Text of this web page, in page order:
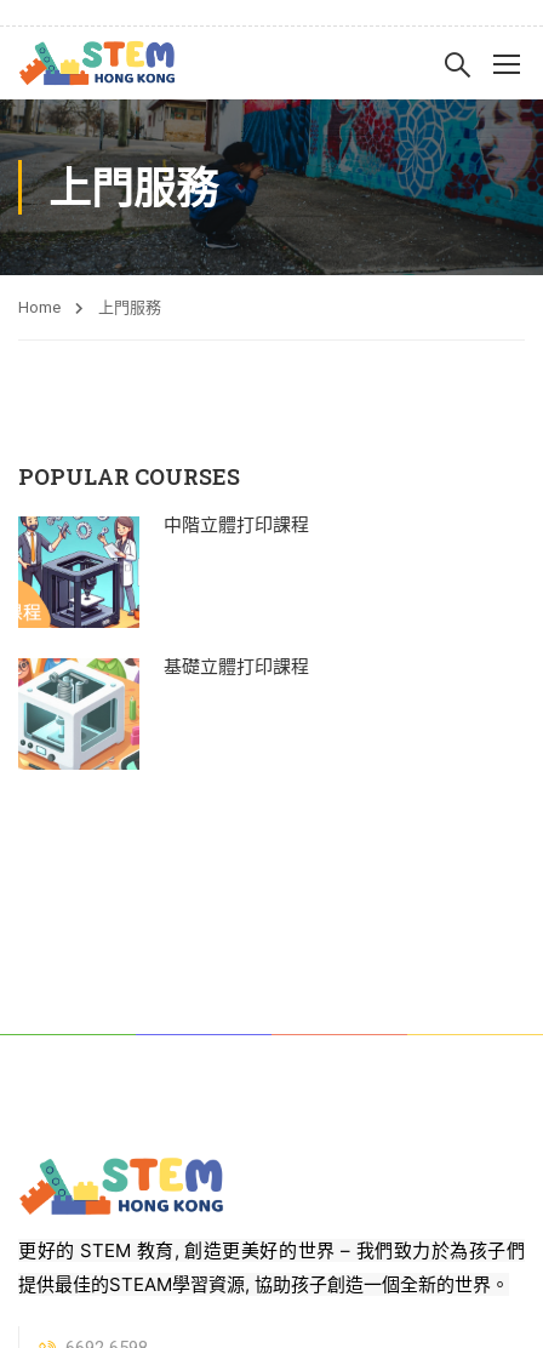
上門服務
Home 上門服務
POPULAR COURSES
中階立體打印課程
基礎立體打印課程
更好的 STEM 教育, 創造更美好的世界 – 我們致力於為孩子們
提供最佳的STEAM學習資源, 協助孩子創造一個全新的世界。